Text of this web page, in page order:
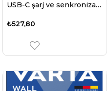
USB-C şarj ve senkronizasyon kablosu USB 3.1 C USB-C bağlantılı tüm cihazlar için 2. Nesil, 1 metre siyah, 3A
₺527,80